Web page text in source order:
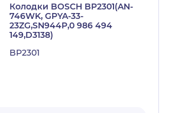
Колодки BOSCH BP2301(AN-
746WK, GPYA-33-
23ZG,SN944P,0 986 494
149,D3138)
BP2301